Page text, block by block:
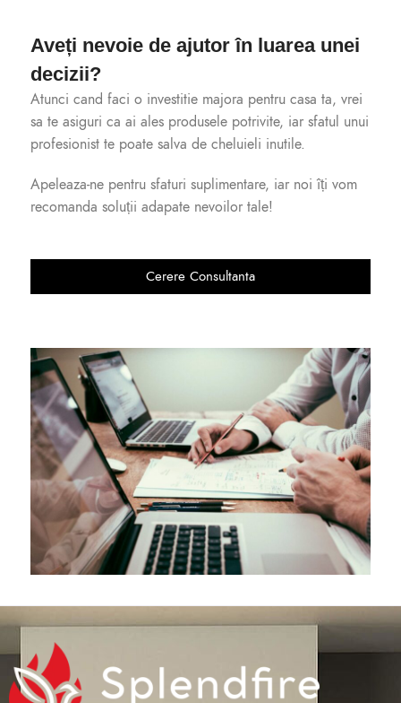
Aveți nevoie de ajutor în luarea unei
decizii?
Atunci cand faci o investitie majora pentru casa ta, vrei
sa te asiguri ca ai ales produsele potrivite, iar sfatul unui
profesionist te poate salva de cheluieli inutile.
Apeleaza-ne pentru sfaturi suplimentare, iar noi îți vom
recomanda soluții adapate nevoilor tale!
Cerere Consultanta